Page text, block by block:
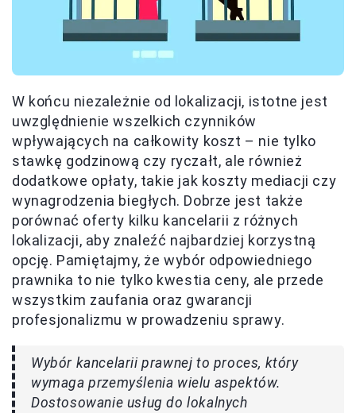
W końcu niezależnie od lokalizacji, istotne jest
uwzględnienie wszelkich czynników
wpływających na całkowity koszt – nie tylko
stawkę godzinową czy ryczałt, ale również
dodatkowe opłaty, takie jak koszty mediacji czy
wynagrodzenia biegłych. Dobrze jest także
porównać oferty kilku kancelarii z różnych
lokalizacji, aby znaleźć najbardziej korzystną
opcję. Pamiętajmy, że wybór odpowiedniego
prawnika to nie tylko kwestia ceny, ale przede
wszystkim zaufania oraz gwarancji
profesjonalizmu w prowadzeniu sprawy.
Wybór kancelarii prawnej to proces, który
wymaga przemyślenia wielu aspektów.
Dostosowanie usług do lokalnych